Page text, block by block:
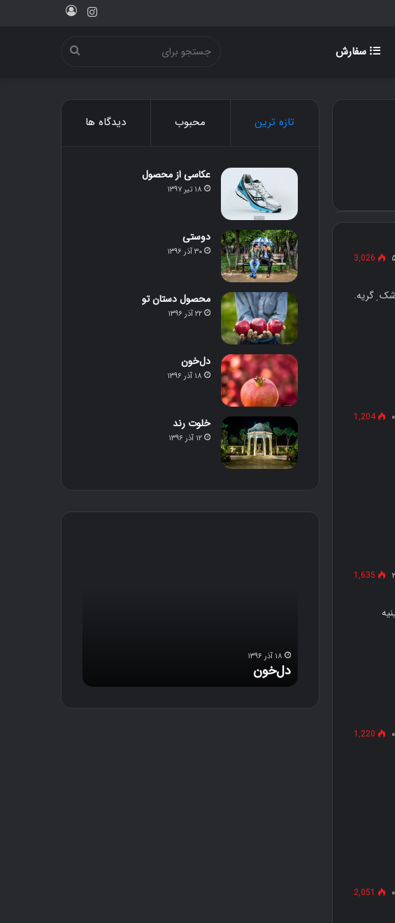
اینستاگرام
سفارش
برای
3,026
گریه.
۰ 1,204
۲ 1,635
۰ 1,220
۰ 2,051
تازه ترین محبوب دیدگاه ها
عکاسی از محصول
۱۸ تیر ۱۳۹۷
دوستی
۳۰ آذر ۱۳۹۶
محصول دستان تو
۲۲ آذر ۱۳۹۶
دل‌خون
۱۸ آذر ۱۳۹۶
خلوت رند
۱۲ آذر ۱۳۹۶
۱۸ آذر ۱۳۹۶
دل‌خون